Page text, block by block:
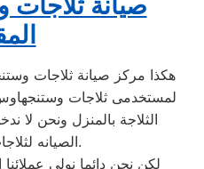
هكذا مركز صيانة ثلاجات
لمستخدمى ثلاجات
الثلاجة بالمنزل ونحن لا
الصيانه لثلاجات وستنجهاوس.
لكن نحن دائما نولي